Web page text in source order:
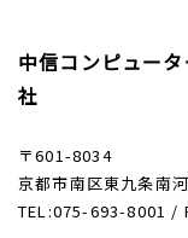
中信コンピュー
社
〒601-8034
京都市南区東九条南
TEL:075-693-8001 /